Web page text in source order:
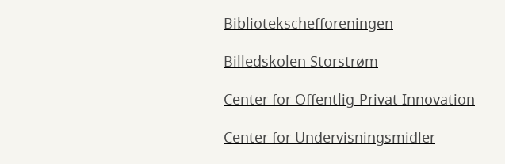
Bibliotekschefforeningen
Billedskolen Storstrøm
Center for Offentlig-Privat Innovation
Center for Undervisningsmidler